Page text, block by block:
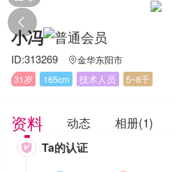

小冯
ID:313269 金华东阳市
31岁
165cm 技术人员 5~8千
资料 动态 相册(1)
 Ta的认证